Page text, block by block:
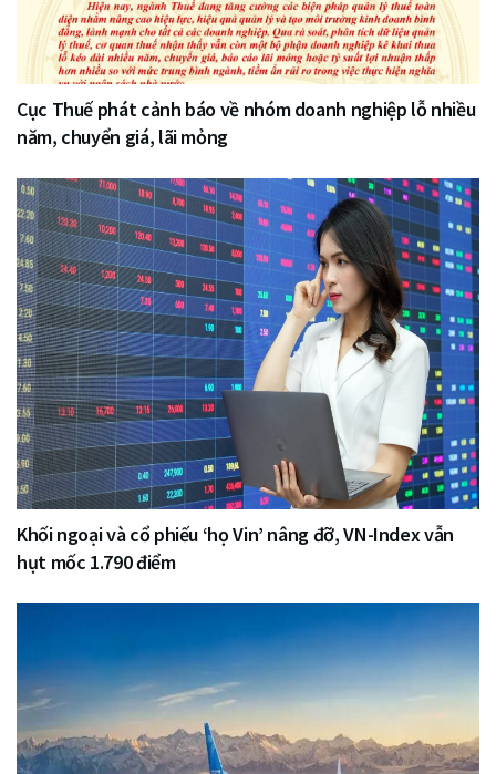
Cục Thuế phát cảnh báo về nhóm doanh nghiệp lỗ nhiều
năm, chuyển giá, lãi mỏng
Khối ngoại và cổ phiếu ‘họ Vin’ nâng đỡ, VN-Index vẫn
hụt mốc 1.790 điểm